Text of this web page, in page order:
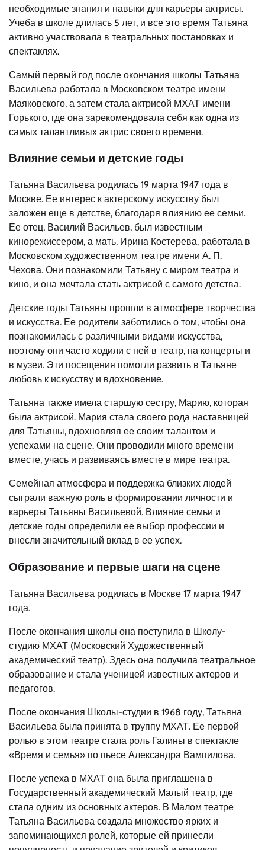
необходимые знания и навыки для карьеры актрисы.
Учеба в школе длилась 5 лет, и все это время Татьяна
активно участвовала в театральных постановках и
спектаклях.
Самый первый год после окончания школы Татьяна
Васильева работала в Московском театре имени
Маяковского, а затем стала актрисой МХАТ имени
Горького, где она зарекомендовала себя как одна из
самых талантливых актрис своего времени.
Влияние семьи и детские годы
Татьяна Васильева родилась 19 марта 1947 года в
Москве. Ее интерес к актерскому искусству был
заложен еще в детстве, благодаря влиянию ее семьи.
Ее отец, Василий Васильев, был известным
кинорежиссером, а мать, Ирина Костерева, работала в
Московском художественном театре имени А. П.
Чехова. Они познакомили Татьяну с миром театра и
кино, и она мечтала стать актрисой с самого детства.
Детские годы Татьяны прошли в атмосфере творчества
и искусства. Ее родители заботились о том, чтобы она
познакомилась с различными видами искусства,
поэтому они часто ходили с ней в театр, на концерты и
в музеи. Эти посещения помогли развить в Татьяне
любовь к искусству и вдохновение.
Татьяна также имела старшую сестру, Марию, которая
была актрисой. Мария стала своего рода наставницей
для Татьяны, вдохновляя ее своим талантом и
успехами на сцене. Они проводили много времени
вместе, учась и развиваясь вместе в мире театра.
Семейная атмосфера и поддержка близких людей
сыграли важную роль в формировании личности и
карьеры Татьяны Васильевой. Влияние семьи и
детские годы определили ее выбор профессии и
внесли значительный вклад в ее успех.
Образование и первые шаги на сцене
Татьяна Васильева родилась в Москве 17 марта 1947
года.
После окончания школы она поступила в Школу-
студию МХАТ (Московский Художественный
академический театр). Здесь она получила театральное
образование и стала ученицей известных актеров и
педагогов.
После окончания Школы-студии в 1968 году, Татьяна
Васильева была принята в труппу МХАТ. Ее первой
ролью в этом театре стала роль Галины в спектакле
«Время и семья» по пьесе Александра Вампилова.
После успеха в МХАТ она была приглашена в
Государственный академический Малый театр, где
стала одним из основных актеров. В Малом театре
Татьяна Васильева создала множество ярких и
запоминающихся ролей, которые ей принесли